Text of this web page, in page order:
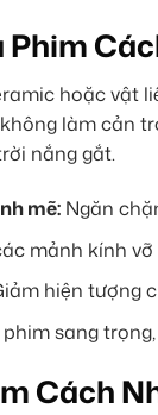
hoặc vật
làm cản
nắng gắt.
mẽ: Ngăn
mảnh kính
hiện tượng
sang
Cách